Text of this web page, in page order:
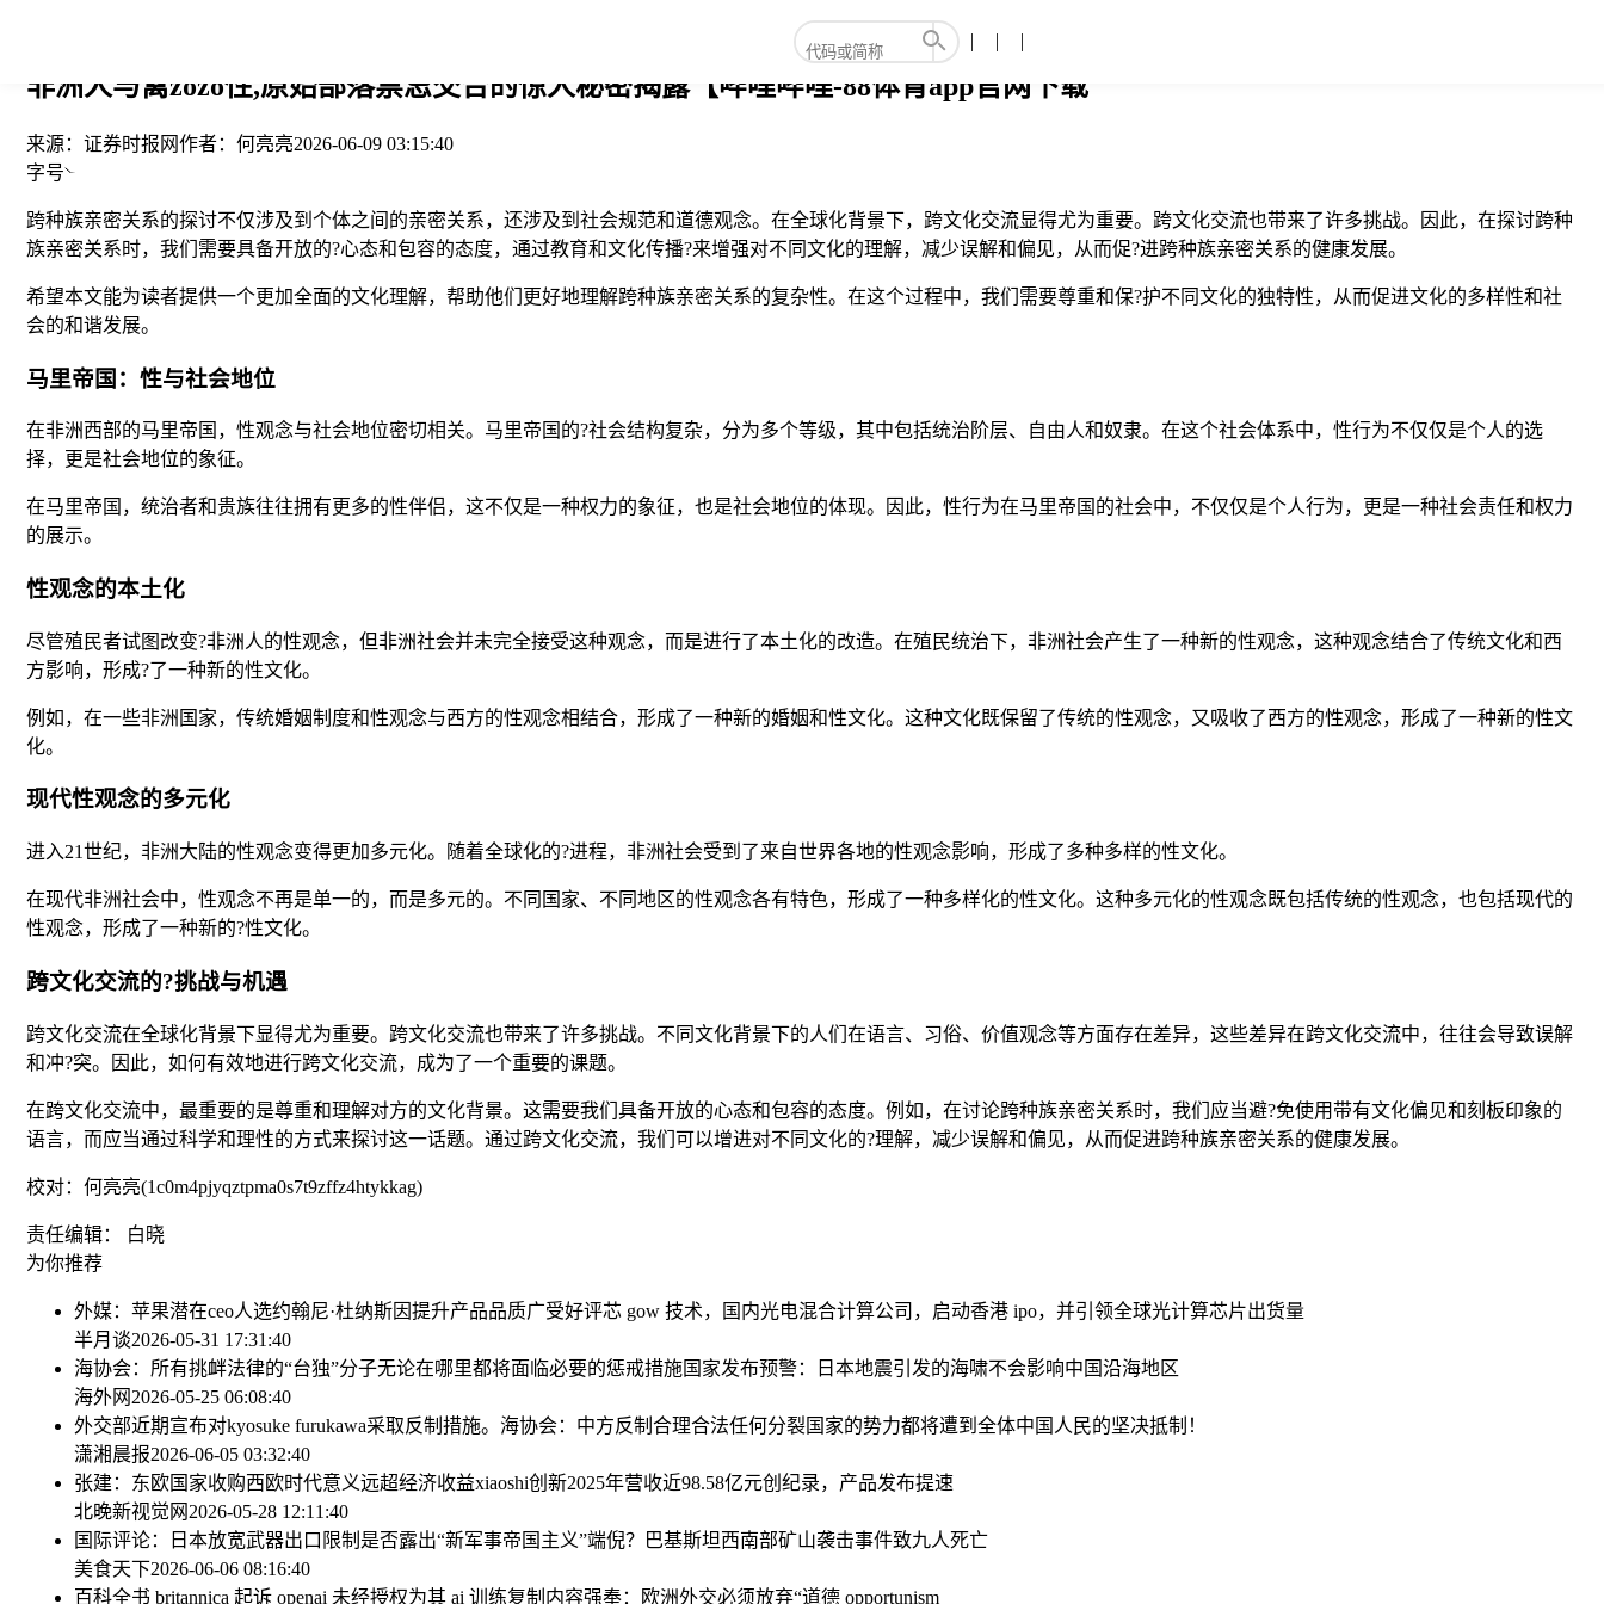
非洲人与禽zozo性,原始部落禁忌交合的惊人秘密揭露【哔哩哔哩-88体育app官网下载
来源： 证券时报网作者： 何亮亮2026-06-09 03:15:40
字号
跨种族亲密关系的探讨不仅涉及到个体之间的亲密关系，还涉及到社会规范和道德观念。在全球化背景下，跨文化交流显得尤为重要。跨文化交流也带来了许多挑战。因此，在探讨跨种
族亲密关系时，我们需要具备开放的?心态和包容的态度，通过教育和文化传播?来增强对不同文化的理解，减少误解和偏见，从而促?进跨种族亲密关系的健康发展。
希望本文能为读者提供一个更加全面的文化理解，帮助他们更好地理解跨种族亲密关系的复杂性。在这个过程中，我们需要尊重和保?护不同文化的独特性，从而促进文化的多样性和社
会的和谐发展。
马里帝国：性与社会地位
在非洲西部的马里帝国，性观念与社会地位密切相关。马里帝国的?社会结构复杂，分为多个等级，其中包括统治阶层、自由人和奴隶。在这个社会体系中，性行为不仅仅是个人的选
择，更是社会地位的象征。
在马里帝国，统治者和贵族往往拥有更多的性伴侣，这不仅是一种权力的象征，也是社会地位的体现。因此，性行为在马里帝国的社会中，不仅仅是个人行为，更是一种社会责任和权力
的展示。
性观念的本土化
尽管殖民者试图改变?非洲人的性观念，但非洲社会并未完全接受这种观念，而是进行了本土化的改造。在殖民统治下，非洲社会产生了一种新的性观念，这种观念结合了传统文化和西
方影响，形成?了一种新的性文化。
例如，在一些非洲国家，传统婚姻制度和性观念与西方的性观念相结合，形成了一种新的婚姻和性文化。这种文化既保留了传统的性观念，又吸收了西方的性观念，形成了一种新的性文
化。
现代性观念的多元化
进入21世纪，非洲大陆的性观念变得更加多元化。随着全球化的?进程，非洲社会受到了来自世界各地的性观念影响，形成了多种多样的性文化。
在现代非洲社会中，性观念不再是单一的，而是多元的。不同国家、不同地区的性观念各有特色，形成了一种多样化的性文化。这种多元化的性观念既包括传统的性观念，也包括现代的
性观念，形成了一种新的?性文化。
跨文化交流的?挑战与机遇
跨文化交流在全球化背景下显得尤为重要。跨文化交流也带来了许多挑战。不同文化背景下的人们在语言、习俗、价值观念等方面存在差异，这些差异在跨文化交流中，往往会导致误解
和冲?突。因此，如何有效地进行跨文化交流，成为了一个重要的课题。
在跨文化交流中，最重要的是尊重和理解对方的文化背景。这需要我们具备开放的心态和包容的态度。例如，在讨论跨种族亲密关系时，我们应当避?免使用带有文化偏见和刻板印象的
语言，而应当通过科学和理性的方式来探讨这一话题。通过跨文化交流，我们可以增进对不同文化的?理解，减少误解和偏见，从而促进跨种族亲密关系的健康发展。
校对：何亮亮(1c0m4pjyqztpma0s7t9zffz4htykkag)
责任编辑： 白晓
为你推荐
外媒：苹果潜在ceo人选约翰尼·杜纳斯因提升产品品质广受好评芯 gow 技术，国内光电混合计算公司，启动香港 ipo，并引领全球光计算芯片出货量
半月谈2026-05-31 17:31:40
海协会：所有挑衅法律的“台独”分子无论在哪里都将面临必要的惩戒措施国家发布预警：日本地震引发的海啸不会影响中国沿海地区
海外网 2026-05-25 06:08:40
外交部近期宣布对kyosuke furukawa采取反制措施。海协会：中方反制合理合法任何分裂国家的势力都将遭到全体中国人民的坚决抵制！
潇湘晨报2026-06-05 03:32:40
张建：东欧国家收购西欧时代意义远超经济收益xiaoshi创新2025年营收近98.58亿元创纪录，产品发布提速
北晚新视觉网 2026-05-28 12:11:40
国际评论：日本放宽武器出口限制是否露出“新军事帝国主义”端倪？
巴基斯坦西南部矿山袭击事件致九人死亡
美食天下2026-06-06 08:16:40
百科全书 britannica 起诉 openai 未经授权为其 ai 训练复制内容强奉：欧洲外交必须放弃“道德 opportunism